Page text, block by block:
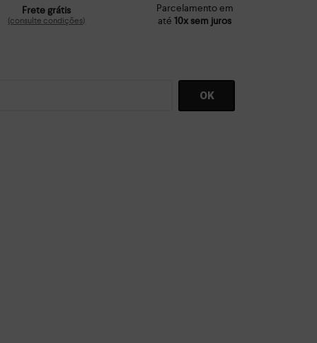
Frete grátis
(consulte condições)
Parcelamento em
até10x sem juros